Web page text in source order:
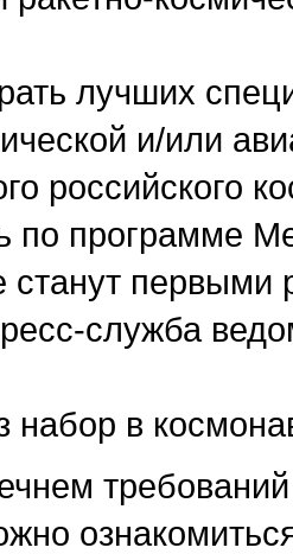
лучших
и/или
российского
по программе
первыми
служба
набор в